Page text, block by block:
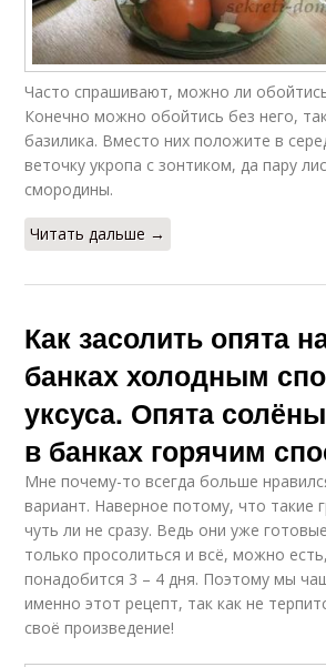
Часто спрашивают, можно ли
Конечно можно обойтись без него,
базилика. Вместо них положите в
веточку укропа с зонтиком, да пару
смородины.
Читать дальше →
Как засолить опята
банках холодным
уксуса. Опята
в банках горячим
Мне почему-то всегда больше
вариант. Наверное потому, что такие
чуть ли не сразу. Ведь они уже
только просолиться и всё, можно
понадобится 3 – 4 дня. Поэтому мы
именно этот рецепт, так как не
своё произведение!